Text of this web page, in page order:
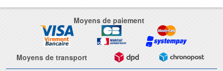
Moyens de paiement
Moyens de transport